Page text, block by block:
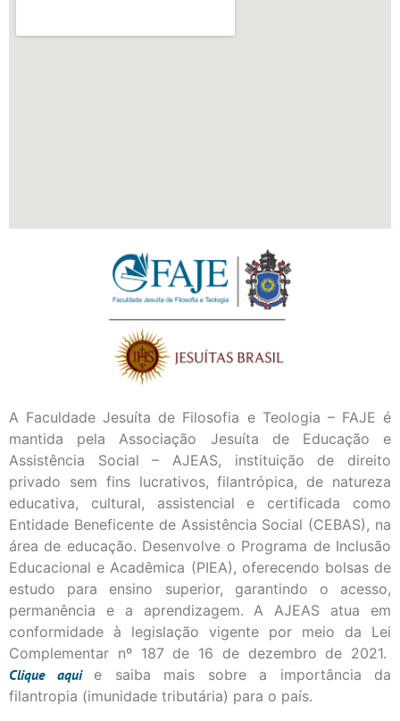
A Faculdade Jesuíta de Filosofia e Teologia – FAJE é
mantida pela Associação Jesuíta de Educação e
Assistência Social – AJEAS, instituição de direito
privado sem fins lucrativos, filantrópica, de natureza
educativa, cultural, assistencial e certificada como
Entidade Beneficente de Assistência Social (CEBAS), na
área de educação. Desenvolve o Programa de Inclusão
Educacional e Acadêmica (PIEA), oferecendo bolsas de
estudo para ensino superior, garantindo o acesso,
permanência e a aprendizagem. A AJEAS atua em
conformidade à legislação vigente por meio da Lei
Complementar nº 187 de 16 de dezembro de 2021.
Cliqueaqui
e saiba mais sobre a importância da
filantropia (imunidade tributária) para o país.